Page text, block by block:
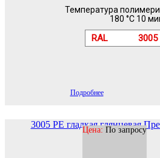
Температура
180 °C 10
RAL 3005
Подробнее
3005 PE гладкая глянцевая
Цена: По запросу